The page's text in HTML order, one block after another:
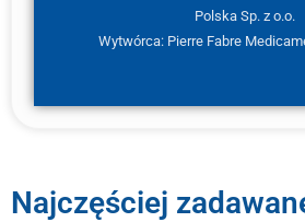
Polska Sp. z o.o.
Wytwórca: Pierre Fabre
Najczęściej